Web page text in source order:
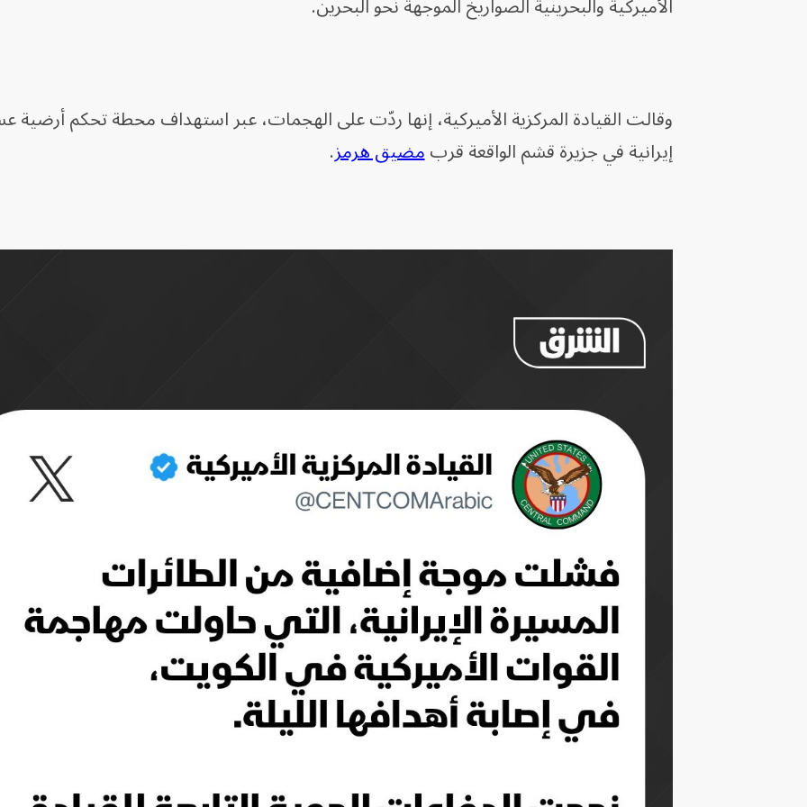
وقالت القيادة المركزية الأميركية، إنها ردّت على الهجمات، عبر استهداف محطة تحكم أرضية
إيرانية في جزيرة قشم الواقعة قربمضيق هرمز.